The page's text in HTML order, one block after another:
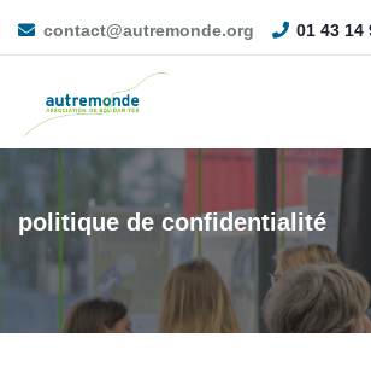
contact@autremonde.org 01 43 14
politique de confidentialité